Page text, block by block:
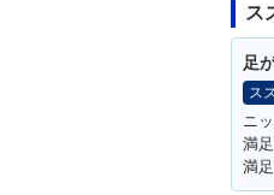
ス
足
ス
ニ
満
満